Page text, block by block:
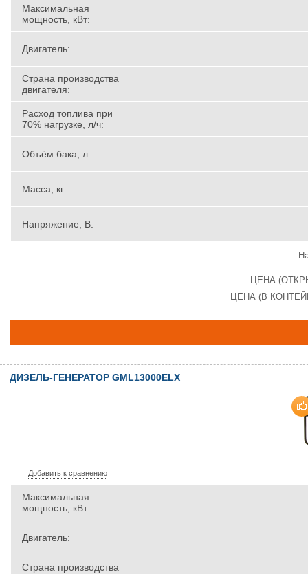
Максимальная
мощность, кВт:
Двигатель:
Страна производства
двигателя:
Расход топлива при
70% нагрузке, л/ч:
Объём бака, л:
Масса, кг:
Напряжение, В:
ЦЕНА
ЦЕНА (В
ДИЗЕЛЬ-ГЕНЕРАТОР GML13000ELX
Добавить к сравнению
Максимальная
мощность, кВт:
Двигатель:
Страна производства